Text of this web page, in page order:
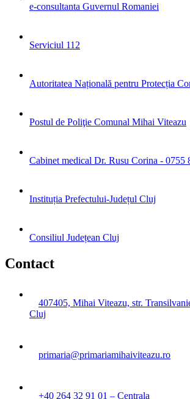
e-consultanta Guvernul Romaniei
Serviciul 112
Autoritatea Națională pentru Protecția
Postul de Poliţie Comunal Mihai Viteazu
Cabinet medical Dr. Rusu Corina - 0755
Instituția Prefectului-Județul Cluj
Consiliul Județean Cluj
Contact
407405, Mihai Viteazu, str.
Cluj
primaria@primariamihaiviteazu.ro
+40 264 32 91 01 – Centrala